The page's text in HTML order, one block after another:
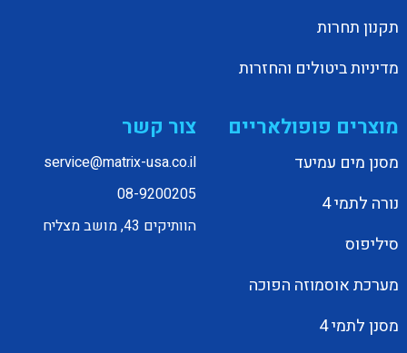
תקנון תחרות
מדיניות ביטולים והחזרות
מוצרים פופולאריים
מסנן מים עמיעד
נורה לתמי 4
סיליפוס
מערכת אוסמוזה הפוכה
מסנן לתמי 4
צור קשר
service@matrix-usa.co.il
08-9200205
הוותיקים 43, מושב מצליח